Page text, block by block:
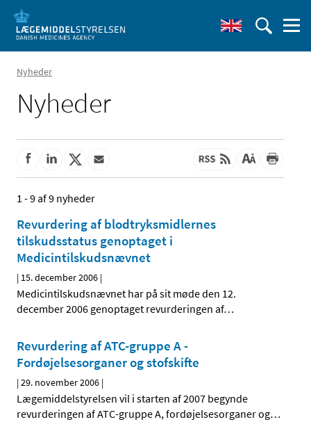
Nyheder
Nyheder
1 - 9 af 9 nyheder
Revurdering af blodtryksmidlernes
tilskudsstatus genoptaget i
Medicintilskudsnævnet
| 15. december 2006 |
Medicintilskudsnævnet har på sit møde den 12.
december 2006 genoptaget revurderingen af…
Revurdering af ATC-gruppe A -
Fordøjelsesorganer og stofskifte
|29. november 2006 |
Lægemiddelstyrelsen vil i starten af 2007 begynde
revurderingen af ATC-gruppe A, fordøjelsesorganer og…